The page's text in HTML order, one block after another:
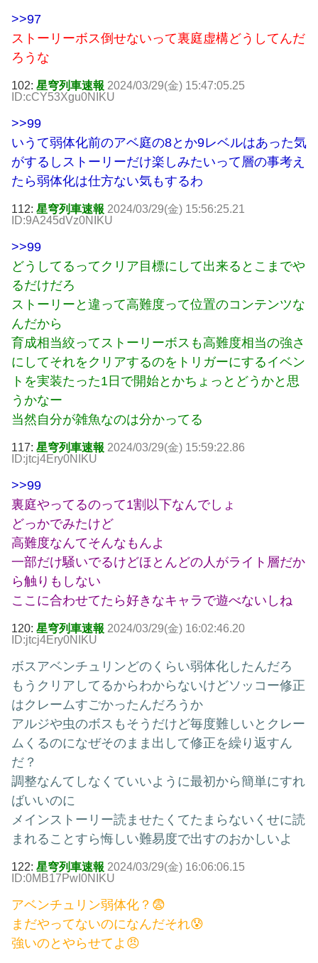
>>97
ストーリーボス倒せないって裏庭虚構どうしてんだ
ろうな
102: 星穹列車速報 2024/03/29(金) 15:47:05.25
ID:cCY53Xgu0NIKU
>>99
いうて弱体化前のアベ庭の8とか9レベルはあった気
がするしストーリーだけ楽しみたいって層の事考え
たら弱体化は仕方ない気もするわ
112: 星穹列車速報 2024/03/29(金) 15:56:25.21
ID:9A245dVz0NIKU
>>99
どうしてるってクリア目標にして出来るとこまでや
るだけだろ
ストーリーと違って高難度って位置のコンテンツな
んだから
育成相当絞ってストーリーボスも高難度相当の強さ
にしてそれをクリアするのをトリガーにするイベン
トを実装たった1日で開始とかちょっとどうかと思
うかなー
当然自分が雑魚なのは分かってる
117: 星穹列車速報 2024/03/29(金) 15:59:22.86
ID:jtcj4Ery0NIKU
>>99
裏庭やってるのって1割以下なんでしょ
どっかでみたけど
高難度なんてそんなもんよ
一部だけ騒いでるけどほとんどの人がライト層だか
ら触りもしない
ここに合わせてたら好きなキャラで遊べないしね
120: 星穹列車速報 2024/03/29(金) 16:02:46.20
ID:jtcj4Ery0NIKU
ボスアベンチュリンどのくらい弱体化したんだろ
もうクリアしてるからわからないけどソッコー修正
はクレームすごかったんだろうか
アルジや虫のボスもそうだけど毎度難しいとクレー
ムくるのになぜそのまま出して修正を繰り返すん
だ？
調整なんてしなくていいように最初から簡単にすれ
ばいいのに
メインストーリー読ませたくてたまらないくせに読
まれることすら悔しい難易度で出すのおかしいよ
122: 星穹列車速報 2024/03/29(金) 16:06:06.15
ID:0MB17PwI0NIKU
アベンチュリン弱体化？😨
まだやってないのになんだそれ😰
強いのとやらせてよ😠